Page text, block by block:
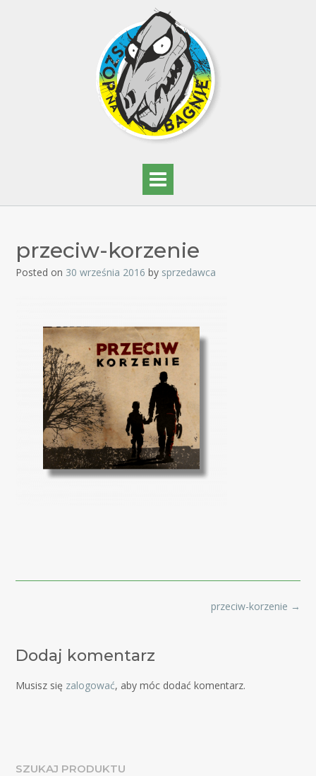
przeciw-korzenie
Posted on 30 września 2016 by sprzedawca
przeciw-korzenie →
Dodaj komentarz
Musisz się zalogować, aby móc dodać komentarz.
SZUKAJ PRODUKTU